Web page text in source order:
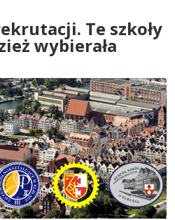
Te szkoły
wybierała